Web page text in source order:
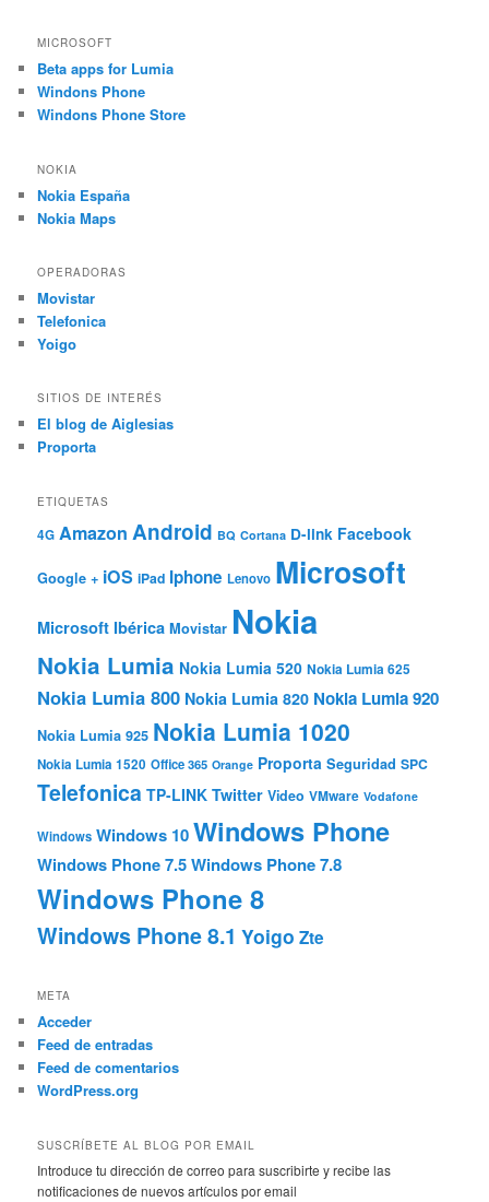
MICROSOFT
Beta apps for Lumia
Windons Phone
Windons Phone Store
NOKIA
Nokia España
Nokia Maps
OPERADORAS
Movistar
Telefonica
Yoigo
SITIOS DE INTERÉS
El blog de Aiglesias
Proporta
ETIQUETAS
4G Amazon Android BQ Cortana D-link Facebook
Google + iOS iPad Iphone Lenovo Microsoft
Microsoft Ibérica Movistar Nokia
Nokia Lumia Nokia Lumia 520 Nokia Lumia 625
Nokia Lumia 800 Nokia Lumia 820 Nokia Lumia 920
Nokia Lumia 925 Nokia Lumia 1020
Nokia Lumia 1520 Office 365 Orange Proporta Seguridad SPC
Telefonica TP-LINK Twitter Video VMware Vodafone
Windows Windows 10Windows Phone
Windows Phone 7.5Windows Phone 7.8
Windows Phone 8
Windows Phone 8.1 Yoigo Zte
META
Acceder
Feed de entradas
Feed de comentarios
WordPress.org
SUSCRÍBETE AL BLOG POR EMAIL
Introduce tu dirección de correo para suscribirte y recibe las
notificaciones de nuevos artículos por email